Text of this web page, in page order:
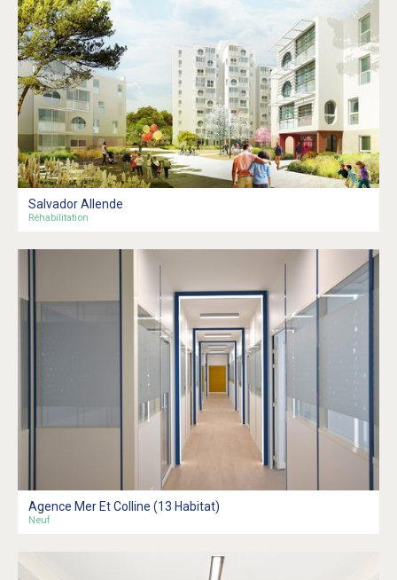
Salvador Allende
Réhabilitation
Agence Mer Et Colline (13 Habitat)
Neuf